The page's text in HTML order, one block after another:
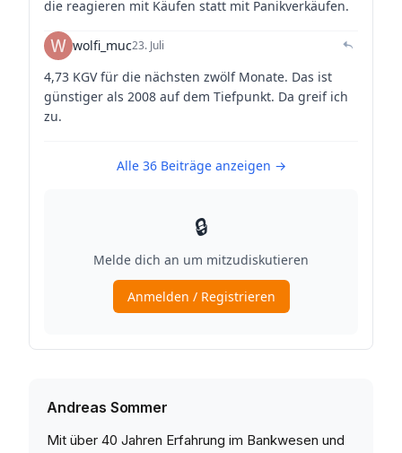
Andreas Sommer
Mit über 40 Jahren Erfahrung im Bankwesen und